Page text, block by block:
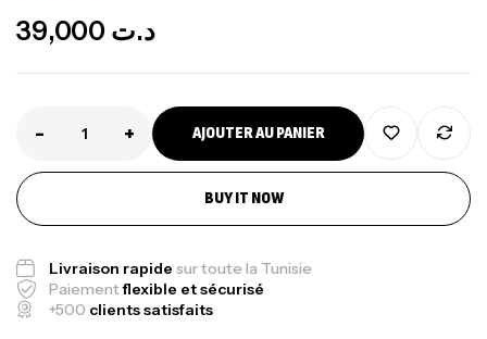
د.ت
- + AJOUTER AU PANIER
BUY IT NOW
Livraison rapide sur toute la Tunisie
Paiementflexible et sécurisé
+500 clients satisfaits